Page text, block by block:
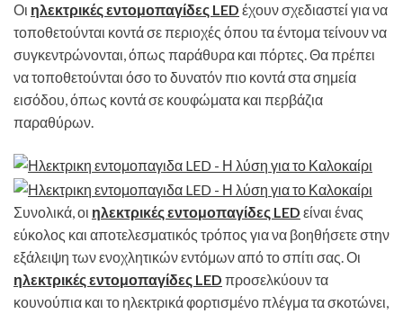
Οι ηλεκτρικές εντομοπαγίδες LED έχουν σχεδιαστεί για να
τοποθετούνται κοντά σε περιοχές όπου τα έντομα τείνουν να
συγκεντρώνονται, όπως παράθυρα και πόρτες. Θα πρέπει
να τοποθετούνται όσο το δυνατόν πιο κοντά στα σημεία
εισόδου, όπως κοντά σε κουφώματα και περβάζια
παραθύρων.
Συνολικά, οι ηλεκτρικές εντομοπαγίδες LED είναι ένας
εύκολος και αποτελεσματικός τρόπος για να βοηθήσετε στην
εξάλειψη των ενοχλητικών εντόμων από το σπίτι σας. Οι
ηλεκτρικές εντομοπαγίδες LED προσελκύουν τα
κουνούπια και το ηλεκτρικά φορτισμένο πλέγμα τα σκοτώνει,